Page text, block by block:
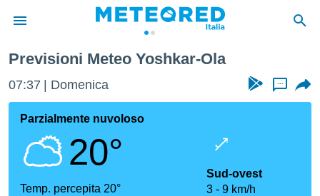
di
per
le
Previsioni Meteo Yoshkar-Ola
07:37 Domenica ...
Parzialmente nuvoloso
20°
Temp. percepita 20°
Sud-ovest
3
9 km/h